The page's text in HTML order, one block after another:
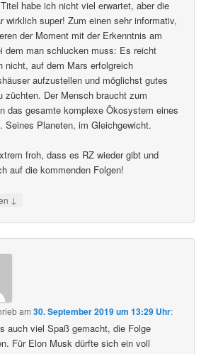
habe ich nicht viel erwartet, aber die
wirklich super! Zum einen sehr informativ,
der Moment mit der Erkenntnis am
dem man schlucken muss: Es reicht
nicht, auf dem Mars erfolgreich
aufzustellen und möglichst gutes
züchten. Der Mensch braucht zum
das gesamte komplexe Ökosystem eines
Seines Planeten, im Gleichgewicht.
froh, dass es RZ wieder gibt und
auf die kommenden Folgen!
↓
am30. September 2019 um 13:29 Uhr:
auch viel Spaß gemacht, die Folge
Für Elon Musk dürfte sich ein voll